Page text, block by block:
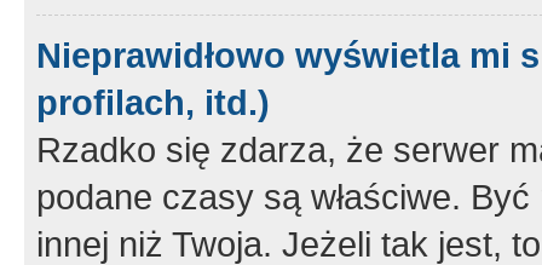
Nieprawidłowo wyświetla mi
profilach, itd.)
Rzadko się zdarza, że serwer
podane czasy są właściwe.
innej niż Twoja. Jeżeli tak jest,